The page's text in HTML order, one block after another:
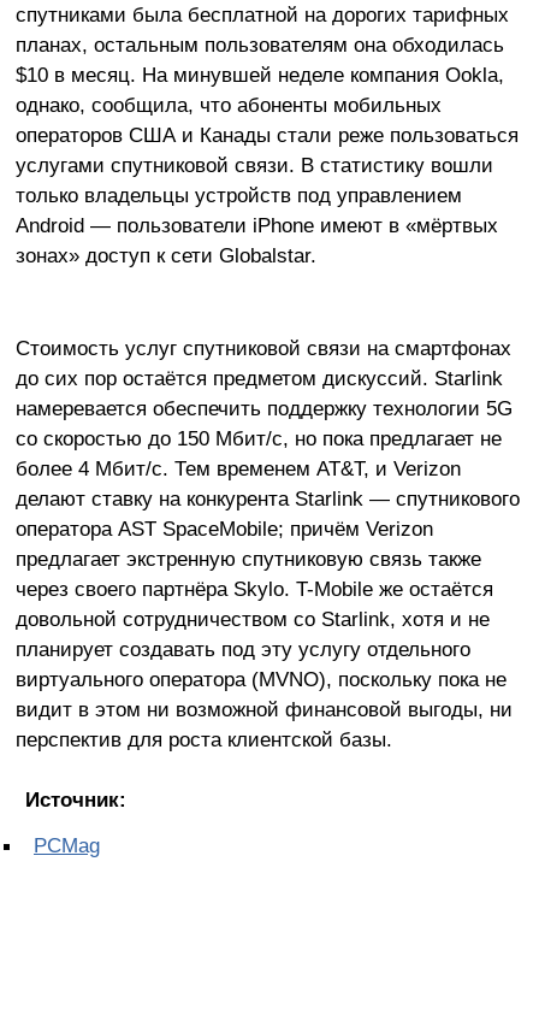
спутниками была бесплатной на дорогих тарифных
планах, остальным пользователям она обходилась
$10 в месяц. На минувшей неделе компания Ookla,
однако, сообщила, что абоненты мобильных
операторов США и Канады стали реже пользоваться
услугами спутниковой связи. В статистику вошли
только владельцы устройств под управлением
Android — пользователи iPhone имеют в «мёртвых
зонах» доступ к сети Globalstar.
Стоимость услуг спутниковой связи на смартфонах
до сих пор остаётся предметом дискуссий. Starlink
намеревается обеспечить поддержку технологии 5G
со скоростью до 150 Мбит/с, но пока предлагает не
более 4 Мбит/с. Тем временем AT&T, и Verizon
делают ставку на конкурента Starlink — спутникового
оператора AST SpaceMobile; причём Verizon
предлагает экстренную спутниковую связь также
через своего партнёра Skylo. T-Mobile же остаётся
довольной сотрудничеством со Starlink, хотя и не
планирует создавать под эту услугу отдельного
виртуального оператора (MVNO), поскольку пока не
видит в этом ни возможной финансовой выгоды, ни
перспектив для роста клиентской базы.
Источник:
PCMag